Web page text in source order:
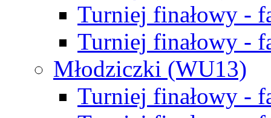
Turniej finałowy -
Turniej finałowy -
Młodziczki (WU13)
Turniej finałowy -